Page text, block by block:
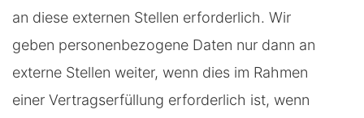
an diese externen Stellen erforderlich. Wir
geben personenbezogene Daten nur dann an
externe Stellen weiter, wenn dies im Rahmen
einer Vertragserfüllung erforderlich ist, wenn